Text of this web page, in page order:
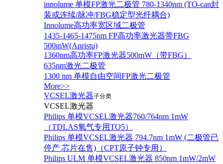
innolume 单模FP激光二极管 780-1340nm (TO-can封
装或连续/脉冲/FBG稳定型光纤耦合)
Innolume高功率宽区域二极管
1435-1465-1475nm FP高功率激光器带FBG
500mW(Anristu)
1360nm高功率FP激光器500mW（带FBG）
635nm激光二极管
1300 nm 单模自由空间FP激光二极管
More>>
VCSEL激光器子分类
VCSEL激光器
Philips 单模VCSEL激光器760/764nm 1mW
（TDLAS氧气专用TO5）
Philips 单模VCSEL激光器 794.7nm 1mW (二极管已
停产 芯片在售)（CPT原子钟专用）
Philips ULM 单模VCSEL激光器 850nm 1mW/2mW